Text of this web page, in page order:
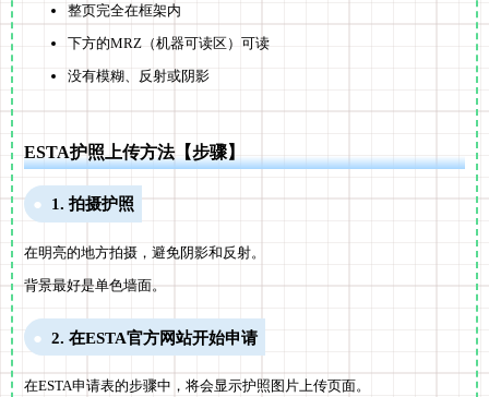
整页完全在框架内
下方的MRZ（机器可读区）可读
没有模糊、反射或阴影
ESTA护照上传方法【步骤】
1. 拍摄护照
在明亮的地方拍摄，避免阴影和反射。
背景最好是单色墙面。
2. 在ESTA官方网站开始申请
在ESTA申请表的步骤中，将会显示护照图片上传页面。